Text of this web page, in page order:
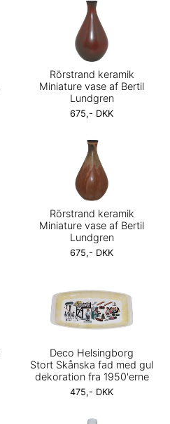
Rörstrand keramik
Miniature vase af Bertil
Lundgren
675,- DKK
Rörstrand keramik
Miniature vase af Bertil
Lundgren
675,- DKK
Deco Helsingborg
Stort Skånska fad med gul
dekoration fra 1950'erne
475,- DKK